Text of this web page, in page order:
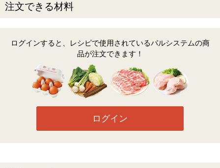
注文できる材料
ログインすると、レシピで使用されているパルシステムの商
品が注文できます！
ログイン